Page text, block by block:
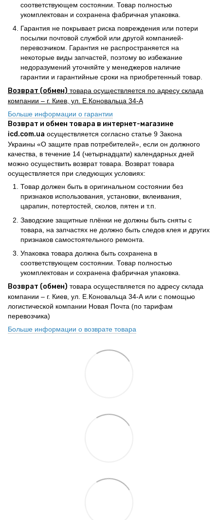
соответствующем состоянии. Товар полностью
укомплектован и сохранена фабричная упаковка.
Гарантия не покрывает риска повреждения или потери
посылки почтовой службой или другой компанией-
перевозчиком. Гарантия не распространяется на
некоторые виды запчастей, поэтому во избежание
недоразумений уточняйте у менеджеров наличие
гарантии и гарантийные сроки на приобретенный товар.
Возврат (обмен) товара осуществляется по адресу склада
компании – г. Киев, ул. Е.Коновальца 34-А
Больше информации о гарантии
Возврат и обмен товара в интернет-магазине
icd.com.ua осуществляется согласно статье 9 Закона
Украины «О защите прав потребителей», если он должного
качества, в течение 14 (четырнадцати) календарных дней
можно осуществить возврат товара. Возврат товара
осуществляется при следующих условиях:
Товар должен быть в оригинальном состоянии без
признаков использования, установки, вклеивания,
царапин, потертостей, сколов, пятен и т.п.
Заводские защитные плёнки не должны быть сняты с
товара, на запчастях не должно быть следов клея и других
признаков самостоятельного ремонта.
Упаковка товара должна быть сохранена в
соответствующем состоянии. Товар полностью
укомплектован и сохранена фабричная упаковка.
Возврат (обмен) товара осуществляется по адресу склада
компании – г. Киев, ул. Е.Коновальца 34-А или с помощью
логистической компании Новая Почта (по тарифам
перевозчика)
Больше информации о возврате товара